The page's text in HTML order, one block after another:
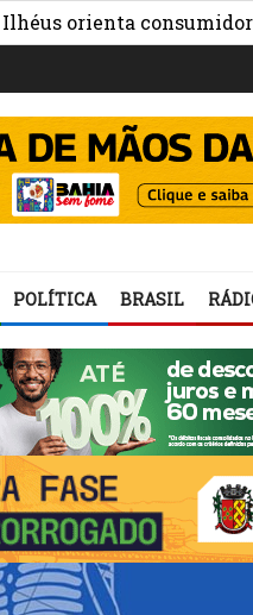
consumidores
POLÍTICA BRASIL